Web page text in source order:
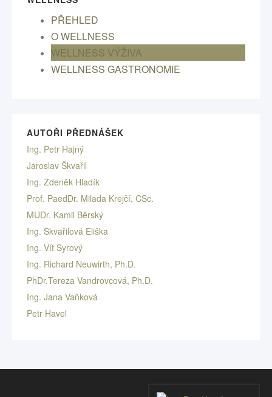
PŘEHLED
O WELLNESS
WELLNESS VÝŽIVA
WELLNESS GASTRONOMIE
AUTOŘI PŘEDNÁŠEK
Ing. Petr Hajný
Jaroslav Škvařil
Ing. Zdeněk Hladík
Prof. PaedDr. Milada Krejčí, CSc.
MUDr. Kamil Běrský
Ing. Škvařilová Eliška
Ing. Vít Syrový
Ing. Richard Neuwirth, Ph.D.
PhDr.Tereza Vandrovcová, Ph.D.
Ing. Jana Vaňková
Petr Havel